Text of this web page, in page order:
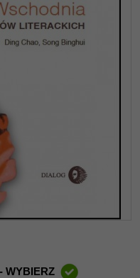
WYBIERZ